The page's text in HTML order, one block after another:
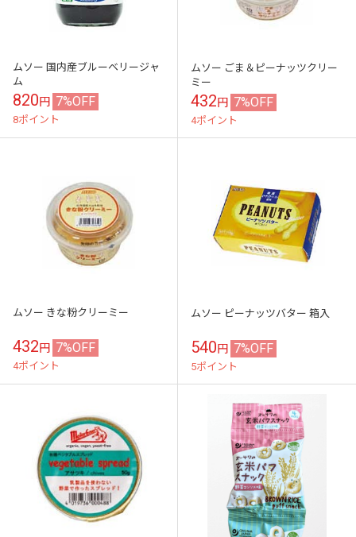
ムソー 国内産ブルーベリージャ
ム
820円 7%OFF
8ポイント
ムソー ごま＆ピーナッツクリー
ミー
432円 7%OFF
4ポイント
ムソー きな粉クリーミー
432円 7%OFF
4ポイント
ムソー ピーナッツバター 箱入
540円 7%OFF
5ポイント